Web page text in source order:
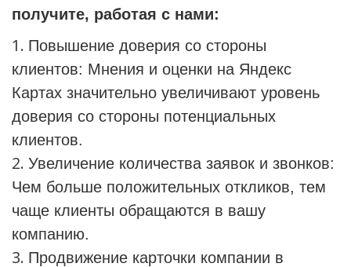
получите, работая с нами:
Повышение доверия со стороны
клиентов: Мнения и оценки на Яндекс
Картах значительно увеличивают уровень
доверия со стороны потенциальных
клиентов.
Увеличение количества заявок и звонков:
Чем больше положительных откликов, тем
чаще клиенты обращаются в вашу
компанию.
Продвижение карточки компании в